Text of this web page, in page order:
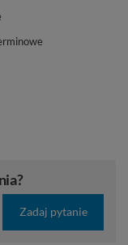
Zadaj pytanie